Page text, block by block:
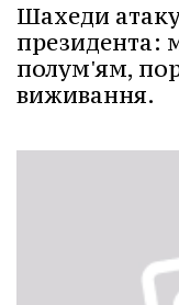
Шахеди
президента:
полум'ям,
виживання.